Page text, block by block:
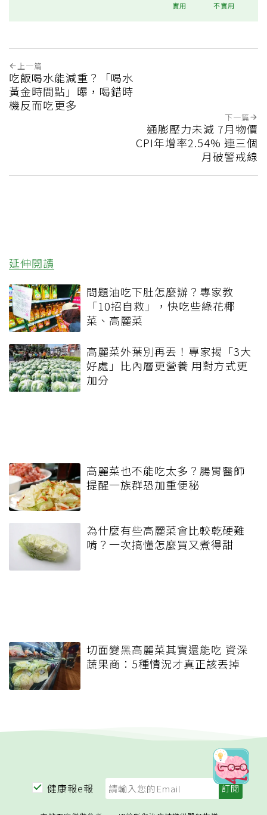
實用 不實用
上一篇
吃飯喝水能減重？「喝水
黃金時間點」曝，喝錯時
機反而吃更多
下一篇
通膨壓力未減 7月物價
CPI年增率2.54% 連三個
月破警戒線
延伸閱讀
問題油吃下肚怎麼辦？專家教
「10招自救」，快吃些綠花椰
菜、高麗菜
高麗菜外葉別再丟！專家揭「3大
好處」比內層更營養 用對方式更
加分
高麗菜也不能吃太多？腸胃醫師
提醒一族群恐加重便秘
為什麼有些高麗菜會比較乾硬難
啃？一次搞懂怎麼買又煮得甜
切面變黑高麗菜其實還能吃 資深
蔬果商：5種情況才真正該丟掉
健康報e報